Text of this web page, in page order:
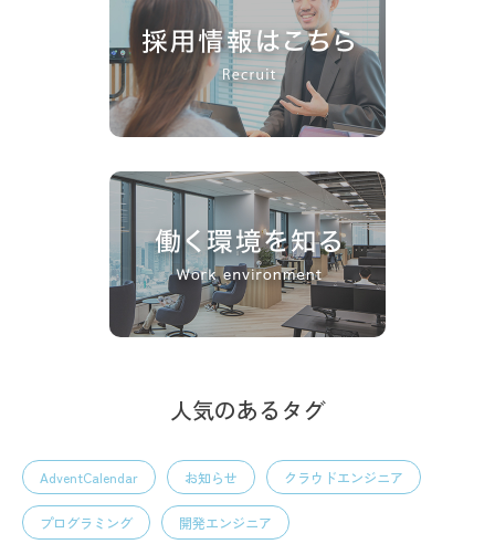
人気のあるタグ
AdventCalendar お知らせ クラウドエンジニア
プログラミング 開発エンジニア